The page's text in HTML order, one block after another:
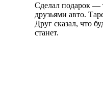
Сделал подарок —
друзьями авто.
Друг сказал, что
станет.